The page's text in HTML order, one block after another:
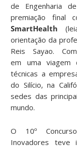
de Engenharia
premiação final
SmartHealth
orientação da
Reis Sayao.
em uma
técnicas a
do Silício, na
sedes das
mundo.
O 10º
Inovadores teve